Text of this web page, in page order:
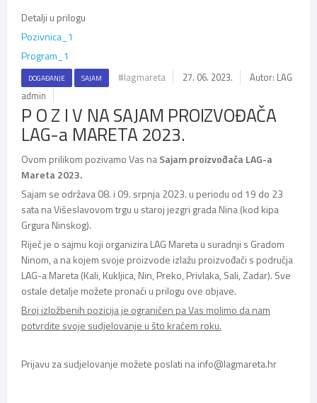
Detalji u prilogu
Pozivnica_1
Program_1
DOGAĐANJE SAJAM #lagmareta 27. 06. 2023.
Autor: LAG
admin
P O Z I V NA SAJAM PROIZVOĐAČA
LAG-a MARETA 2023.
Ovom prilikom pozivamo Vas naSajam proizvođača LAG-a
Mareta 2023.
Sajam se održava 08. i 09. srpnja 2023. u periodu od 19 do 23
sata na Višeslavovom trgu u staroj jezgri grada Nina (kod kipa
Grgura Ninskog).
Riječ je o sajmu koji organizira LAG Mareta u suradnji s Gradom
Ninom, a na kojem svoje proizvode izlažu proizvođači s područja
LAG-a Mareta (Kali, Kukljica, Nin, Preko, Privlaka, Sali, Zadar). Sve
ostale detalje možete pronaći u prilogu ove objave.
Broj izložbenih pozicija je ograničen pa Vas molimo da nam
potvrdite svoje sudjelovanje u što kraćem roku.
Prijavu za sudjelovanje možete poslati na info@lagmareta.hr